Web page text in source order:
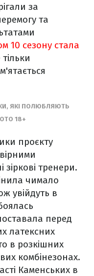
за
та
10 сезону стала
ЯКІ ПОЛЮБЛЯЮТЬ
18+
проєкту
зіркові тренери.
чимало
увійдуть в
перед
латексних
в розкішних
комбінезонах.
Каменських в